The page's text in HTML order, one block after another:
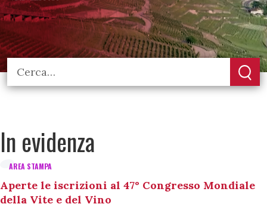
In evidenza
AREA STAMPA
Aperte le iscrizioni al 47° Congresso Mondiale
della Vite e del Vino